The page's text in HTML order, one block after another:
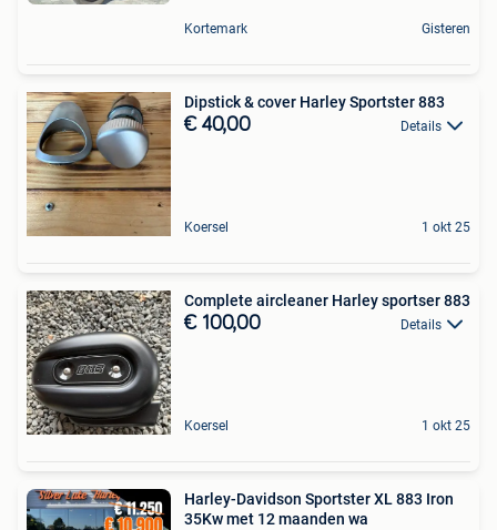
Kortemark Gisteren
Dipstick & cover Harley Sportster 883
€ 40,00 Details
Koersel 1 okt 25
Complete aircleaner Harley sportser 883
€ 100,00 Details
Koersel 1 okt 25
Harley-Davidson Sportster XL 883 Iron
35Kw met 12 maanden wa